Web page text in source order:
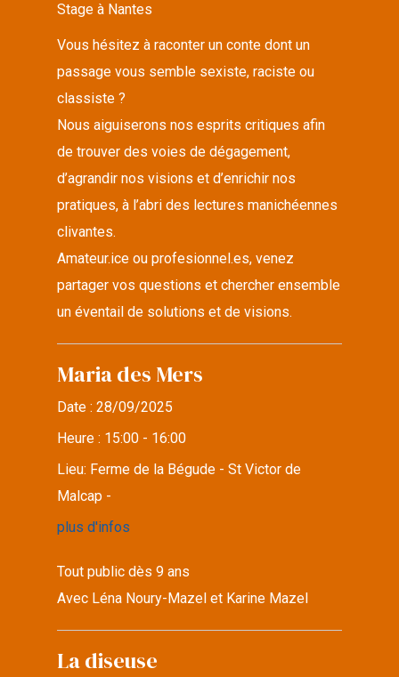
Stage à Nantes
Vous hésitez à raconter un conte dont un
passage vous semble sexiste, raciste ou
classiste ?
Nous aiguiserons nos esprits critiques afin
de trouver des voies de dégagement,
d’agrandir nos visions et d’enrichir nos
pratiques, à l’abri des lectures manichéennes
clivantes.
Amateur.ice ou profesionnel.es, venez
partager vos questions et chercher ensemble
un éventail de solutions et de visions.
Maria des Mers
Date :28/09/2025
Heure : 15:00 - 16:00
Lieu: Ferme de la Bégude - St Victor de
Malcap -
plus d'infos
Tout public dès 9 ans
Avec Léna Noury-Mazel et Karine Mazel
La diseuse